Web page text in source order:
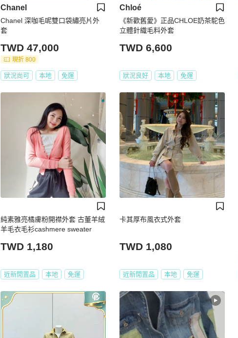
Chanel
Chanel 深咖毛呢雙口袋繡亮片外
套
TWD 47,000
現折 800
狀況尚可 本地 免運
Chloé
《新歡舊愛》正品CHLOE奶茶駝色
立體針織毛料外套
TWD 6,600
狀況良好 本地 免運
純素雅亮橘膚粉開襟外套 古董羊絨
羊毛衣毛衫cashmere sweater
TWD 1,180
近新閒置品 本地 免運
卡其厚布風衣式外套
TWD 1,080
近新閒置品 本地 免運